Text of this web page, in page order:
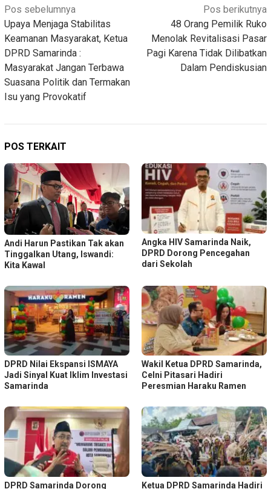
Navigasi
pos
Pos sebelumnya
Upaya Menjaga Stabilitas
Keamanan Masyarakat, Ketua
DPRD Samarinda :
Masyarakat Jangan Terbawa
Suasana Politik dan Termakan
Isu yang Provokatif
Pos berikutnya
48 Orang Pemilik Ruko
Menolak Revitalisasi Pasar
Pagi Karena Tidak Dilibatkan
Dalam Pendiskusian
POS TERKAIT
Andi Harun Pastikan Tak akan
Tinggalkan Utang, Iswandi:
Kita Kawal
Angka HIV Samarinda Naik,
DPRD Dorong Pencegahan
dari Sekolah
DPRD Nilai Ekspansi ISMAYA
Jadi Sinyal Kuat Iklim Investasi
Samarinda
Wakil Ketua DPRD Samarinda,
Celni Pitasari Hadiri
Peresmian Haraku Ramen
DPRD Samarinda Dorong Ketua DPRD Samarinda Hadiri